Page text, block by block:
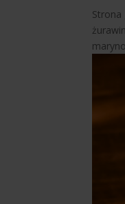
Strona